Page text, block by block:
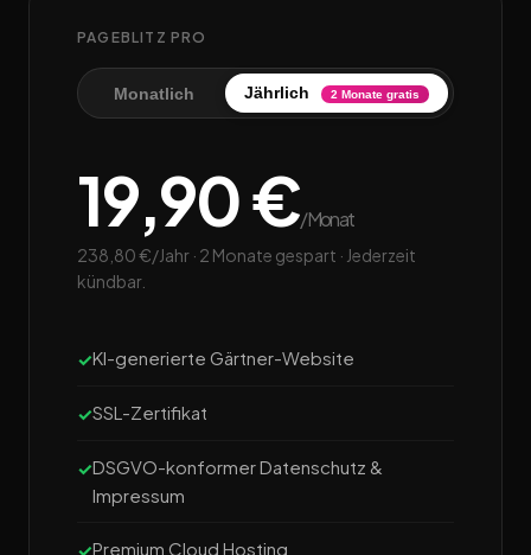
PAGEBLITZ PRO
Monatlich Jährlich 2 Monate gratis
19,90 €/Monat
238,80 €/Jahr · 2 Monate gespart · Jederzeit
kündbar.
KI-generierte Gärtner-Website
SSL-Zertifikat
DSGVO-konformer Datenschutz &
Impressum
Premium Cloud Hosting